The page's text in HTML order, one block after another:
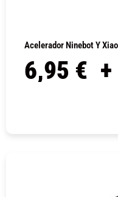
Acelerador Ninebot Y
6,95 €